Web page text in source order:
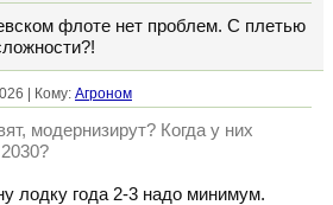
флоте нет проблем. С плетью
| Кому: Агроном
модернизирут? Когда у них
лодку года 2-3 надо минимум.